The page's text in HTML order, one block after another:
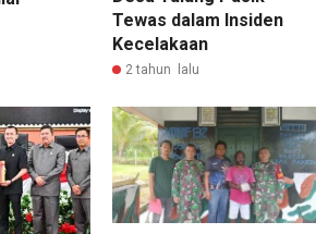
Tewas dalam Insiden
Kecelakaan
2 tahun lalu